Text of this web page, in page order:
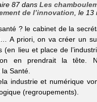
87 dansLes
de l’innovation, le 13
? le cabinet de la
A priori, on va créer un
(en lieu et place de
en prendrait la tête.
la Santé.
industrie et numérique
(regroupements).